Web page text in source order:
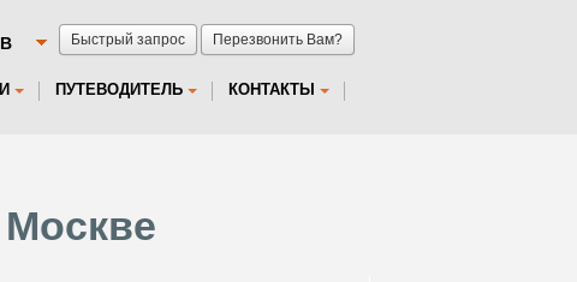
Быстрый запрос Перезвонить Вам?
ПУТЕВОДИТЕЛЬ КОНТАКТЫ